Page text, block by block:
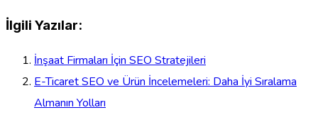
İlgili Yazılar:
İnşaat Firmaları İçin SEO Stratejileri
E-Ticaret SEO ve Ürün İncelemeleri: Daha İyi Sıralama
Almanın Yolları